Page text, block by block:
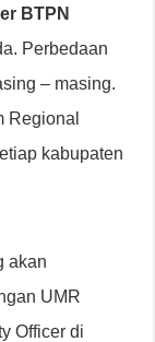
BTPN
Perbedaan
– masing.
Regional
kabupaten
akan
UMR
Officer di